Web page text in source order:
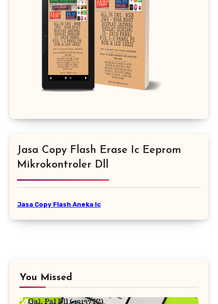
Jasa Copy Flash Erase Ic Eeprom
Mikrokontroler Dll
Jasa Copy Flash Aneka Ic
You Missed